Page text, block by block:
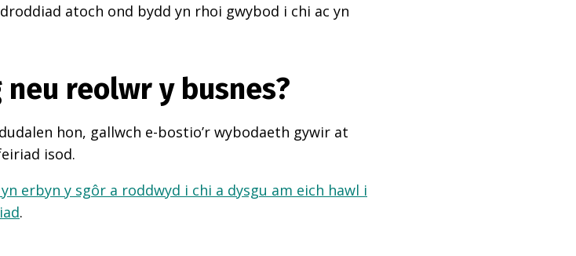
atoch ond bydd yn rhoi gwybod i chi ac yn
reolwr y busnes?
hon, gallwch e-bostio’r wybodaeth gywir at
isod.
erbyn y sgôr a roddwyd i chi a dysgu am eich hawl i
.